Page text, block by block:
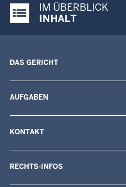
Justiz-Portal im Überblick:
IM ÜBERBLICK
INHALT
DAS GERICHT
AUFGABEN
KONTAKT
RECHTS-INFOS